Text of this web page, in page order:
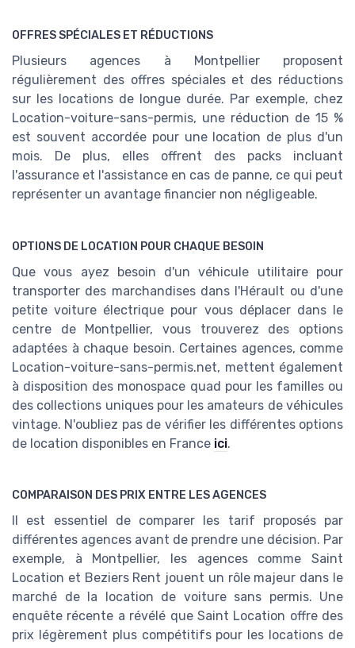
OFFRES SPÉCIALES ET RÉDUCTIONS
Plusieurs agences à Montpellier proposent
régulièrement des offres spéciales et des réductions
sur les locations de longue durée. Par exemple, chez
Location-voiture-sans-permis, une réduction de 15 %
est souvent accordée pour une location de plus d'un
mois. De plus, elles offrent des packs incluant
l'assurance et l'assistance en cas de panne, ce qui peut
représenter un avantage financier non négligeable.
OPTIONS DE LOCATION POUR CHAQUE BESOIN
Que vous ayez besoin d'un véhicule utilitaire pour
transporter des marchandises dans l'Hérault ou d'une
petite voiture électrique pour vous déplacer dans le
centre de Montpellier, vous trouverez des options
adaptées à chaque besoin. Certaines agences, comme
Location-voiture-sans-permis.net, mettent également
à disposition des monospace quad pour les familles ou
des collections uniques pour les amateurs de véhicules
vintage. N'oubliez pas de vérifier les différentes options
de location disponibles en France ici.
COMPARAISON DES PRIX ENTRE LES AGENCES
Il est essentiel de comparer les tarif proposés par
différentes agences avant de prendre une décision. Par
exemple, à Montpellier, les agences comme Saint
Location et Beziers Rent jouent un rôle majeur dans le
marché de la location de voiture sans permis. Une
enquête récente a révélé que Saint Location offre des
prix légèrement plus compétitifs pour les locations de